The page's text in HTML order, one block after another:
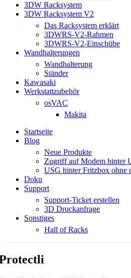
3DW Racksystem
3DW Racksystem V2
Das Racksystem erklärt
3DWRS-V2-Rahmen
3DWRS-V2-Einschübe
Wandhalterungen
Wandhalterung
Ständer
Kawasaki
Werkstattzubehör
osVAC
Makita
Startseite
Blog
Neue Produkte
Zugriff auf Modem hinter
USG hinter Fritzbox ohne
Doku
Support
Support-Ticket erstellen
3D Druckanfrage
Sonstiges
Hall of Racks